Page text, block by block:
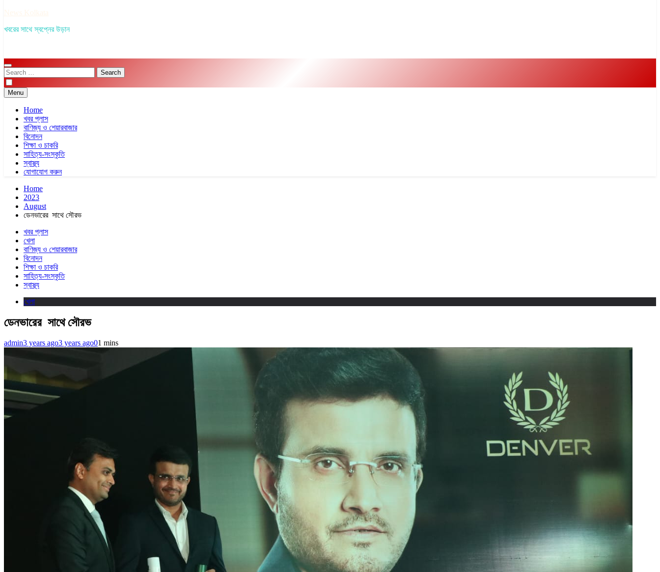
খবরের সাথে স্বপ্নের উড়ান
Search
for:
Menu
Home
খবর প্লাস
বাণিজ্য ও শেয়ারবাজার
বিনোদন
শিক্ষা ও চাকরি
সাহিত্য-সংস্কৃতি
স্বাস্থ্য
যোগাযোগ করুন
Home
2023
August
ডেনভারের সাথে সৌরভ
খবর প্লাস
খেলা
বাণিজ্য ও শেয়ারবাজার
বিনোদন
শিক্ষা ও চাকরি
সাহিত্য-সংস্কৃতি
স্বাস্থ্য
খেলা
ডেনভারের সাথে সৌরভ
admin3 years ago3 years ago01 mins